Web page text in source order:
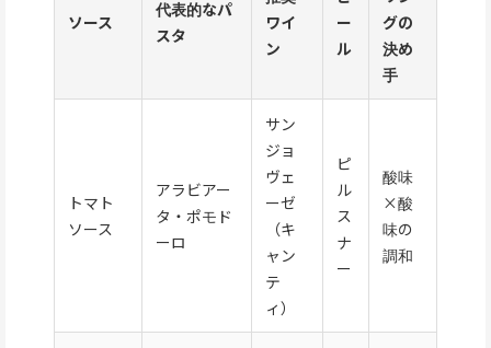
ソース
代表的なパ
スタ
ワイ
ン
ー
ル
グの
決め
手
トマト
ソース
アラビアー
タ・ポモド
ーロ
サン
ジョ
ヴェ
ーゼ
（キ
ャン
テ
ィ）
ピ
ル
ス
ナ
ー
酸味
×酸
味の
調和